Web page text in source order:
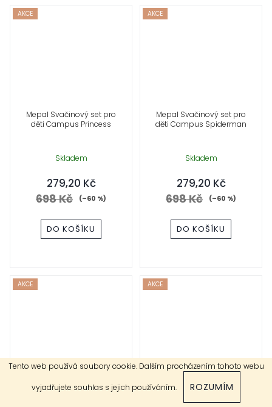
Tento web používá soubory cookie. Dalším procházením tohoto webu
vyjadřujete souhlas s jejich používáním. ROZUMÍM
AKCE
Mepal Svačinový set pro
děti Campus Princess
Skladem
279,20 Kč
698 Kč (–60 %)
DO KOŠÍKU
AKCE
Mepal Svačinový set pro
děti Campus Spiderman
Skladem
279,20 Kč
698 Kč (–60 %)
DO KOŠÍKU
AKCE
Mepal Svačinový set pro
děti Campus Unicorn
AKCE
Ion8 Leak Proof Lahev bez